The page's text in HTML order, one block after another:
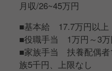
月収/26~45万円
■基本給 17.7万円以上
■役職手当 1万円～3万
■家族手当 扶養配偶者
族5千円、上限なし